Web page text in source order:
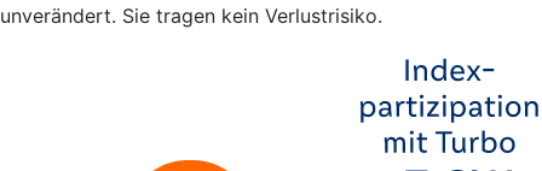
unverändert. Sie tragen kein Verlustrisiko.